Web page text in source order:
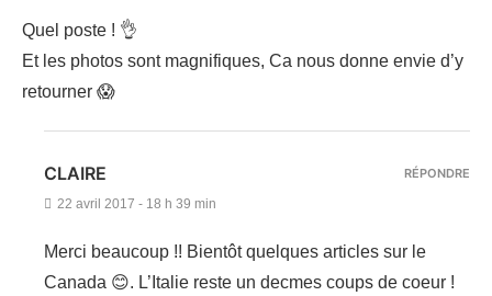
Quel poste ! 👌
Et les photos sont magnifiques, Ca nous donne envie d’y
retourner 😱
CLAIRE
22 avril 2017 - 18 h 39 min
Merci beaucoup !! Bientôt quelques articles sur le
Canada 😊. L’Italie reste un decmes coups de coeur !
RÉPONDRE